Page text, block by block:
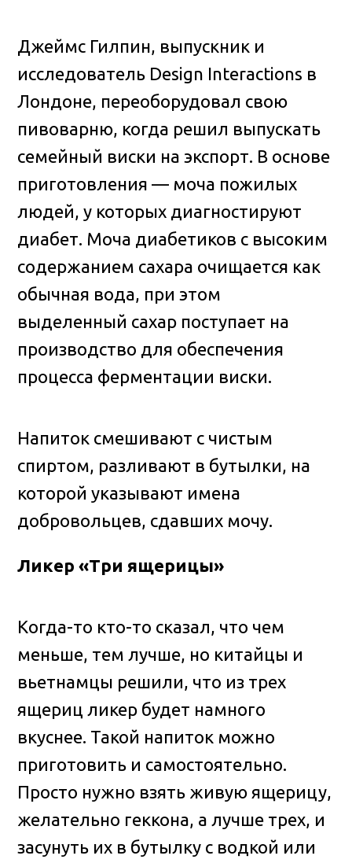
Джеймс Гилпин, выпускник и
исследователь Design Interactions в
Лондоне, переоборудовал свою
пивоварню, когда решил выпускать
семейный виски на экспорт. В основе
приготовления — моча пожилых
людей, у которых диагностируют
диабет. Моча диабетиков с высоким
содержанием сахара очищается как
обычная вода, при этом
выделенный сахар поступает на
производство для обеспечения
процесса ферментации виски.
Напиток смешивают с чистым
спиртом, разливают в бутылки, на
которой указывают имена
добровольцев, сдавших мочу.
Ликер «Три ящерицы»
Когда-то кто-то сказал, что чем
меньше, тем лучше, но китайцы и
вьетнамцы решили, что из трех
ящериц ликер будет намного
вкуснее. Такой напиток можно
приготовить и самостоятельно.
Просто нужно взять живую ящерицу,
желательно геккона, а лучше трех, и
засунуть их в бутылку с водкой или